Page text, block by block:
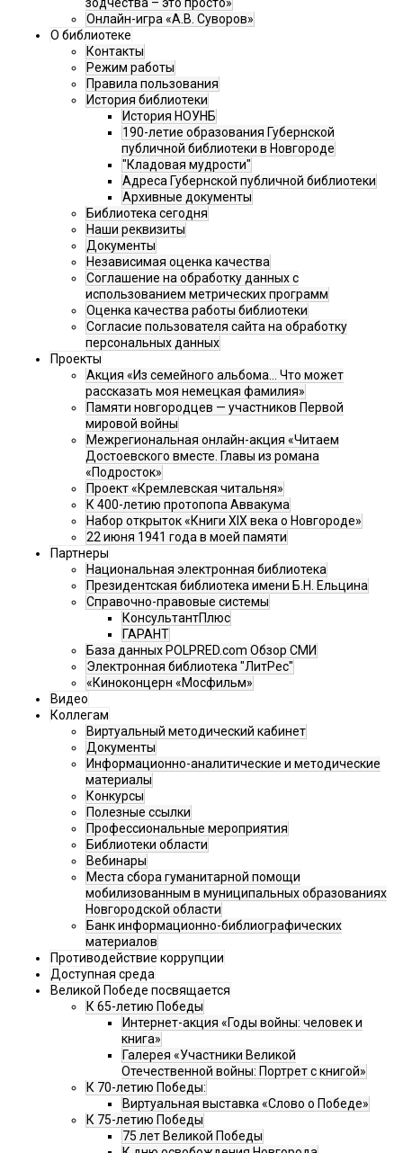
зодчества – это просто»
Онлайн-игра «А.В. Суворов»
О библиотеке
Контакты
Режим работы
Правила пользования
История библиотеки
История НОУНБ
190-летие образования Губернской
публичной библиотеки в Новгороде
"Кладовая мудрости"
Адреса Губернской публичной библиотеки
Архивные документы
Библиотека сегодня
Наши реквизиты
Документы
Независимая оценка качества
Соглашение на обработку данных с
использованием метрических программ
Оценка качества работы библиотеки
Согласие пользователя сайта на обработку
персональных данных
Проекты
Акция «Из семейного альбома... Что может
рассказать моя немецкая фамилия»
Памяти новгородцев — участников Первой
мировой войны
Межрегиональная онлайн-акция «Читаем
Достоевского вместе. Главы из романа
«Подросток»
Проект «Кремлевская читальня»
К 400-летию протопопа Аввакума
Набор открыток «Книги XIX века о Новгороде»
22 июня 1941 года в моей памяти
Партнеры
Национальная электронная библиотека
Президентская библиотека имени Б.Н. Ельцина
Справочно-правовые системы
КонсультантПлюс
ГАРАНТ
База данных POLPRED.com Обзор СМИ
Электронная библиотека "ЛитРес"
«Киноконцерн «Мосфильм»
Видео
Коллегам
Виртуальный методический кабинет
Документы
Информационно-аналитические и методические
материалы
Конкурсы
Полезные ссылки
Профессиональные мероприятия
Библиотеки области
Вебинары
Места сбора гуманитарной помощи
мобилизованным в муниципальных образованиях
Новгородской области
Банк информационно-библиографических
материалов
Противодействие коррупции
Доступная среда
Великой Победе посвящается
К 65-летию Победы
Интернет-акция «Годы войны: человек и
книга»
Галерея «Участники Великой
Отечественной войны: Портрет с книгой»
К 70-летию Победы:
Виртуальная выставка «Слово о Победе»
К 75-летию Победы
75 лет Великой Победы